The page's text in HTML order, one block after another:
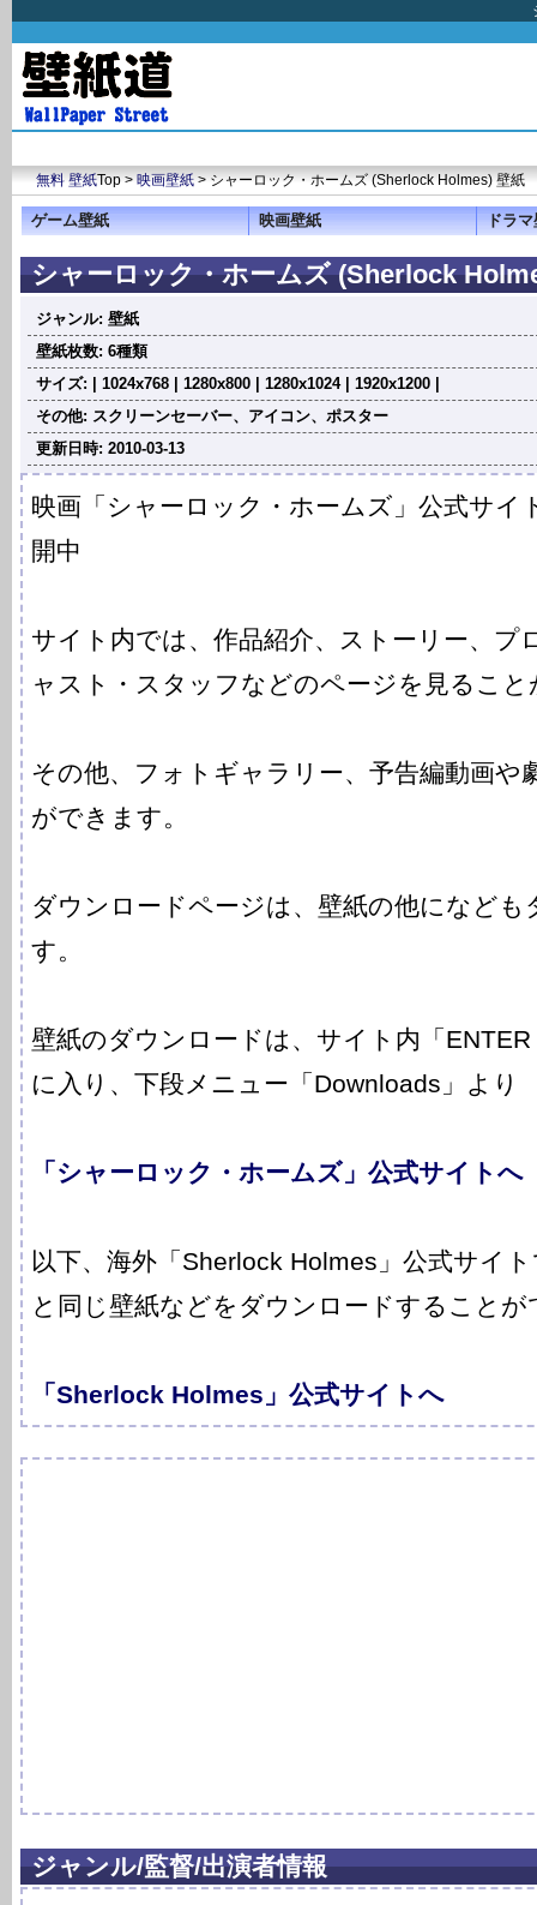
無料 壁紙Top >映画壁紙> シャーロック・ホームズ (Sherlock Holmes) 壁紙
ゲーム壁紙 映画壁紙 ドラ
シャーロック・ホームズ (Sherlock
ジャンル: 壁紙
壁紙枚数: 6種類
サイズ: | 1024x768 | 1280x800 | 1280x1024 | 1920x1200 |
その他: スクリーンセーバー、アイコン、ポスター
更新日時: 2010-03-13
映画「シャーロック・ホームズ」公式サイ
開中
サイト内では、作品紹介、ストーリー、プ
ャスト・スタッフなどのページを見るこ
その他、フォトギャラリー、予告編動画や
ができます。
ダウンロードページは、壁紙の他になど
す。
壁紙のダウンロードは、サイト内「
に入り、下段メニュー「Downloads」より
「シャーロック・ホームズ」公式サイトへ
以下、海外「Sherlock Holmes」公式サイ
と同じ壁紙などをダウンロードすることが
「Sherlock Holmes」公式サイトへ
ジャンル/監督/出演者情報